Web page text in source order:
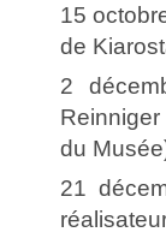
15
de
2
du
21